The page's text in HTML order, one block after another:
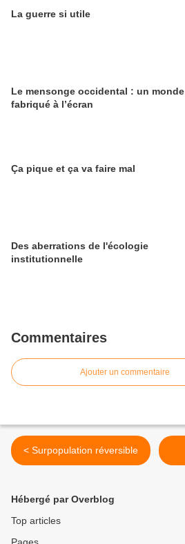
La guerre si utile
Le mensonge occidental : un monde
fabriqué à l’écran
Ça pique et ça va faire mal
Des aberrations de l'écologie
institutionnelle
Commentaires
Ajouter un commentaire
< Surpopulation réversible
Hébergé par Overblog
Top articles